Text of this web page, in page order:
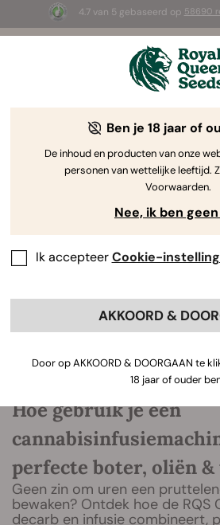
4.7 van 5 gebaseerd op 58690
1+1 GRATIS- Tijdelijke
2d 9h 15m 29s
The RQS
Cannabis Lifestyle Blogs
Hoe gebruik je een
perfecte boter, oliën
Geen zin om uren een
bewaken? Ontdek hoe de RQS
decarb en infusie combineert,
Ben je 18 jaar of
De inhoud en producten van onze
personen van wettelijke leeftijd.
Voorwaarden.
Nee, ik ben geen
Ik accepteerCookie-
AKKOORD &
Door op AKKOORD & DOORGAAN te
18 jaar of ouder